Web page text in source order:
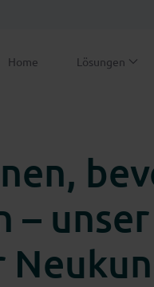
Home Lösungen
– unser